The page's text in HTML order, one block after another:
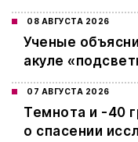
08 АВГУСТА 2026
Ученые
акуле
07 АВГУСТА 2026
Темнота и -40
о спасении